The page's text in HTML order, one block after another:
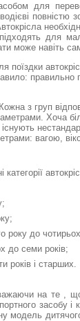
для
повністю
для
може навіть
правильно
з груп
Хоча
вагою,
року до
до семи років;
років і старших.
на те ,
засобу
модель